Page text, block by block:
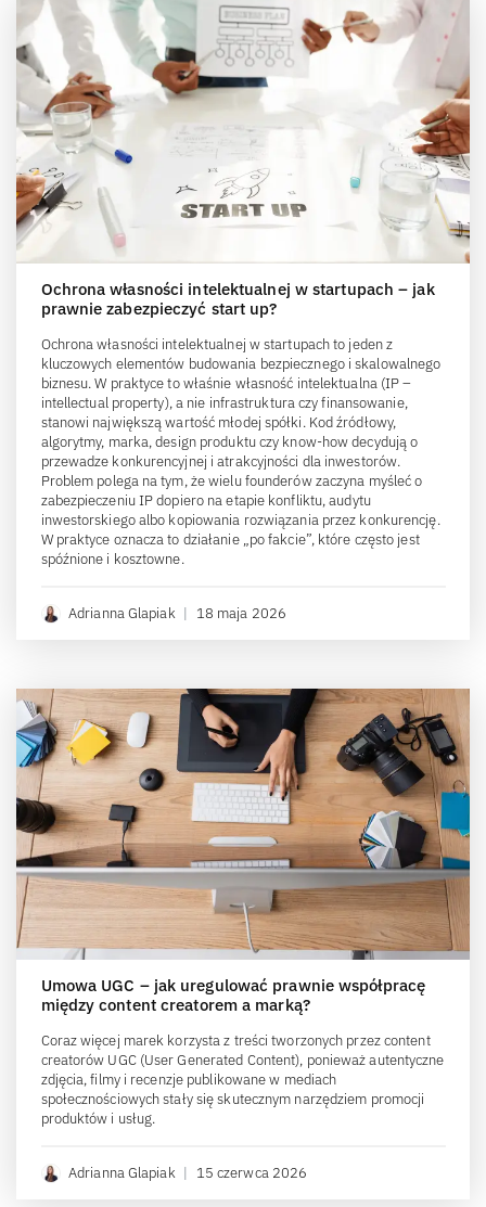
Ochrona własności intelektualnej w startupach – jak
prawnie zabezpieczyć start up?
Ochrona własności intelektualnej w startupach to jeden z
kluczowych elementów budowania bezpiecznego i skalowalnego
biznesu. W praktyce to właśnie własność intelektualna (IP –
intellectual property), a nie infrastruktura czy finansowanie,
stanowi największą wartość młodej spółki. Kod źródłowy,
algorytmy, marka, design produktu czy know-how decydują o
przewadze konkurencyjnej i atrakcyjności dla inwestorów.
Problem polega na tym, że wielu founderów zaczyna myśleć o
zabezpieczeniu IP dopiero na etapie konfliktu, audytu
inwestorskiego albo kopiowania rozwiązania przez konkurencję.
W praktyce oznacza to działanie „po fakcie”, które często jest
spóźnione i kosztowne.
Adrianna Glapiak | 18 maja 2026
Umowa UGC – jak uregulować prawnie współpracę
między content creatorem a marką?
Coraz więcej marek korzysta z treści tworzonych przez content
creatorów UGC (User Generated Content), ponieważ autentyczne
zdjęcia, filmy i recenzje publikowane w mediach
społecznościowych stały się skutecznym narzędziem promocji
produktów i usług.
Adrianna Glapiak | 15 czerwca 2026